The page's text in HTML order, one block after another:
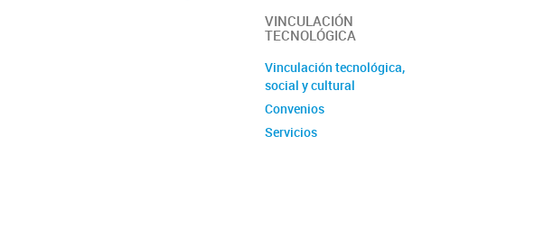
VINCULACIÓN
TECNOLÓGICA
Vinculación tecnológica,
social y cultural
Convenios
Servicios